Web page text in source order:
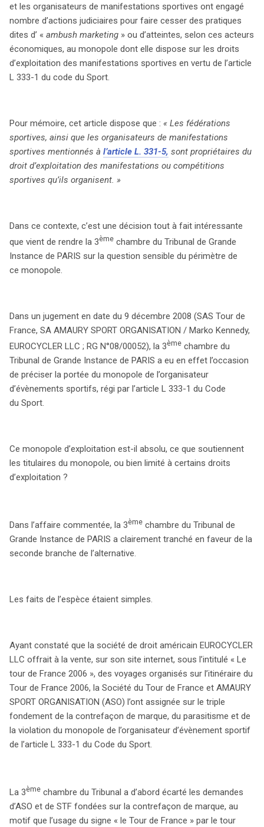
accusée par la Société du Tour de France et Amaury
Sport Organisation (ASO) de contrefaçon de marque et
de violation du monopole d’exploitation. La décision du
tribunal, rendue le 9 décembre 2008, marque un tournant
important: il a tranché en faveur d’une interprétation
restrictive du monopole prévu par l’article L 333-1 du
accusations de contrefaçon de marque, considérant que
l’utilisation du nom « Le Tour de France » par Eurocycler
était justifiée comme référence nécessaire. En revanche,
il a estimé que les sociétés impliquées avaient
effectivement porté atteinte aux droits d’exploitation en
reconnaît que le monopole ne doit pas être interprété de
manière extensive, en privilégiant les droits d’exploitation
pour les fédérations sportives, car il rappelle que les
droits d’exploitation doivent être appréhendés de
France. Une telle décision pourrait redéfinir les stratégies
de marketing et de protection des droits dans le
domaine sportif.
et les organisateurs de manifestations sportives ont engagé
nombre d’actions judiciaires pour faire cesser des pratiques
dites d’ « ambush marketing » ou d’atteintes, selon ces acteurs
économiques, au monopole dont elle dispose sur les droits
d’exploitation des manifestations sportives en vertu de l’article
L 333-1 du code du Sport.
Pour mémoire, cet article dispose que : « Les fédérations
sportives, ainsi que les organisateurs de manifestations
sportives mentionnés à l’article L. 331-5, sont propriétaires du
droit d’exploitation des manifestations ou compétitions
sportives qu’ils organisent. »
Dans ce contexte, c’est une décision tout à fait intéressante
que vient de rendre la 3ème chambre du Tribunal de Grande
Instance de PARIS sur la question sensible du périmètre de
ce monopole.
Dans un jugement en date du 9 décembre 2008 (SAS Tour de
France, SA AMAURY SPORT ORGANISATION / Marko Kennedy,
EUROCYCLER LLC ; RG N°08/00052), la 3ème chambre du
Tribunal de Grande Instance de PARIS a eu en effet l’occasion
de préciser la portée du monopole de l’organisateur
d’évènements sportifs, régi par l’article L 333-1 du Code
du Sport.
Ce monopole d’exploitation est-il absolu, ce que soutiennent
les titulaires du monopole, ou bien limité à certains droits
d’exploitation ?
Dans l’affaire commentée, la 3ème chambre du Tribunal de
Grande Instance de PARIS a clairement tranché en faveur de la
seconde branche de l’alternative.
Les faits de l’espèce étaient simples.
Ayant constaté que la société de droit américain EUROCYCLER
LLC offrait à la vente, sur son site internet, sous l’intitulé « Le
tour de France 2006 », des voyages organisés sur l’itinéraire du
Tour de France 2006, la Société du Tour de France et AMAURY
SPORT ORGANISATION (ASO) l’ont assignée sur le triple
fondement de la contrefaçon de marque, du parasitisme et de
la violation du monopole de l’organisateur d’évènement sportif
de l’article L 333-1 du Code du Sport.
La 3ème chambre du Tribunal a d’abord écarté les demandes
d’ASO et de STF fondées sur la contrefaçon de marque, au
motif que l’usage du signe « le Tour de France » par le tour